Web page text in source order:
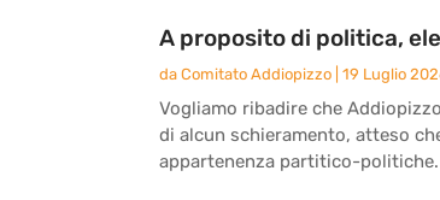
A proposito di politica,
da Comitato Addiopizzo 19 Luglio
Vogliamo ribadire che
di alcun schieramento, atteso
appartenenza partitico-politiche.